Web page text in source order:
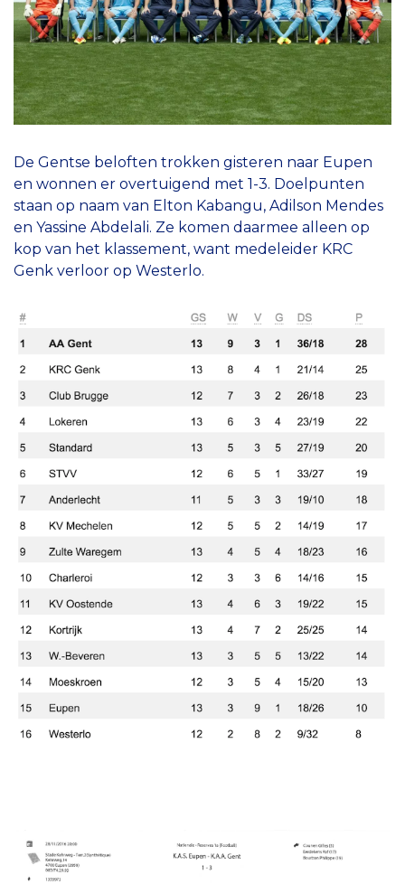
De Gentse beloften trokken gisteren naar Eupen
en wonnen er overtuigend met 1-3. Doelpunten
staan op naam van Elton Kabangu, Adilson Mendes
en Yassine Abdelali. Ze komen daarmee alleen op
kop van het klassement, want medeleider KRC
Genk verloor op Westerlo.